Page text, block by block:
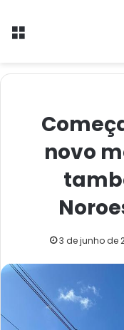
Menu
novo
3 de junho de